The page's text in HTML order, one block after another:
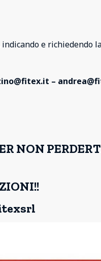
indicando e richiedendo
–
NON